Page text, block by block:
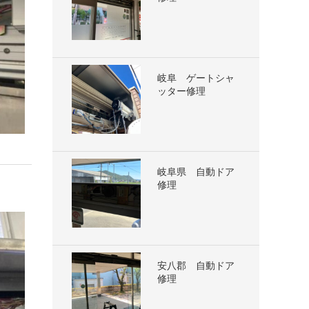
岐阜 ゲートシャ
ッター修理
岐阜県 自動ドア
修理
安八郡 自動ドア
修理